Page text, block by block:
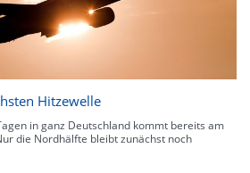
Hitzewelle
in ganz Deutschland kommt bereits am
die Nordhälfte bleibt zunächst noch